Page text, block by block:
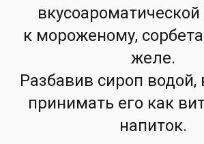
к мороженому,
желе.
Разбавив сироп
принимать его как
напиток.